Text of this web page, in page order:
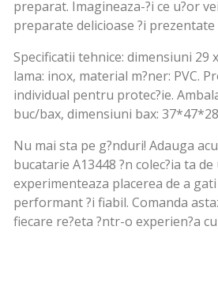
preparat. Imagineaza-?i ce u?or
preparate delicioase ?i prezentate
Specificatii tehnice: dimensiuni 29
lama: inox, material m?ner: PVC.
individual pentru protec?ie.
buc/bax, dimensiuni bax:
Nu mai sta pe g?nduri! Adauga
bucatarie A13448 ?n colec?ia ta
experimenteaza placerea de a
performant ?i fiabil. Comanda
fiecare re?eta ?ntr-o experien?a